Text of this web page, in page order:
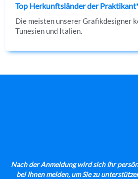
Top Herkunftsländer der
Die meisten unserer Grafikdesigner
Tunesien und Italien.
Nach der Anmeldung wird sich Ihr
bei Ihnen melden, um Sie zu